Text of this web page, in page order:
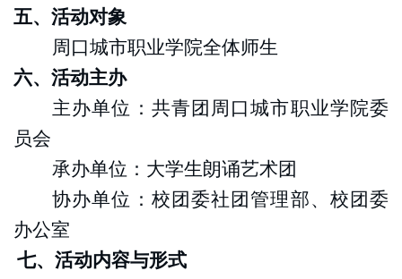
五、活动对象
周口城市职业学院全体师生
六、 活动主办
主办单位 ：共青团周口城市职业学院委
员会
承办单位 ： 大学生朗诵艺术团
协办单位 ：校团委社团管理部、校团委
办公室
七、活动内容与形式